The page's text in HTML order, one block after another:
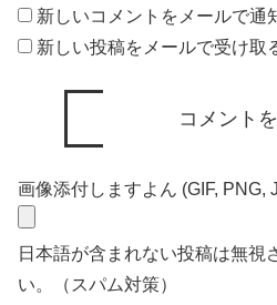
新しいコメントをメールで通
新しい投稿をメールで受け取
画像添付しますよん (GIF, PNG,
日本語が含まれない投稿は無視
い。（スパム対策）